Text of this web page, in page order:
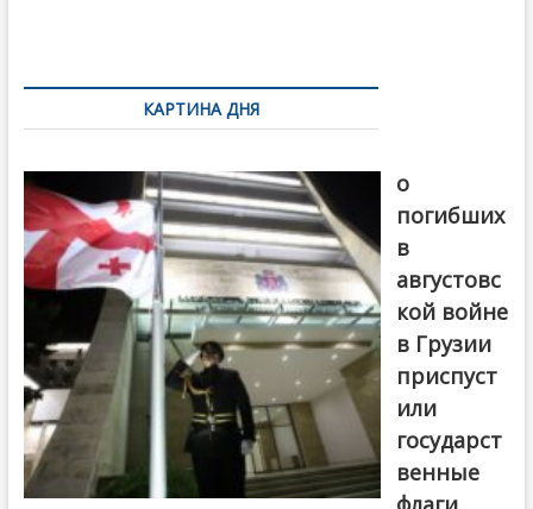
КАРТИНА ДНЯ
о
погибших
в
августовс
кой войне
в Грузии
приспуст
или
государст
венные